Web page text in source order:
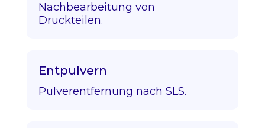
Nachbearbeitung von
Druckteilen.
Entpulvern
Pulverentfernung nach SLS.